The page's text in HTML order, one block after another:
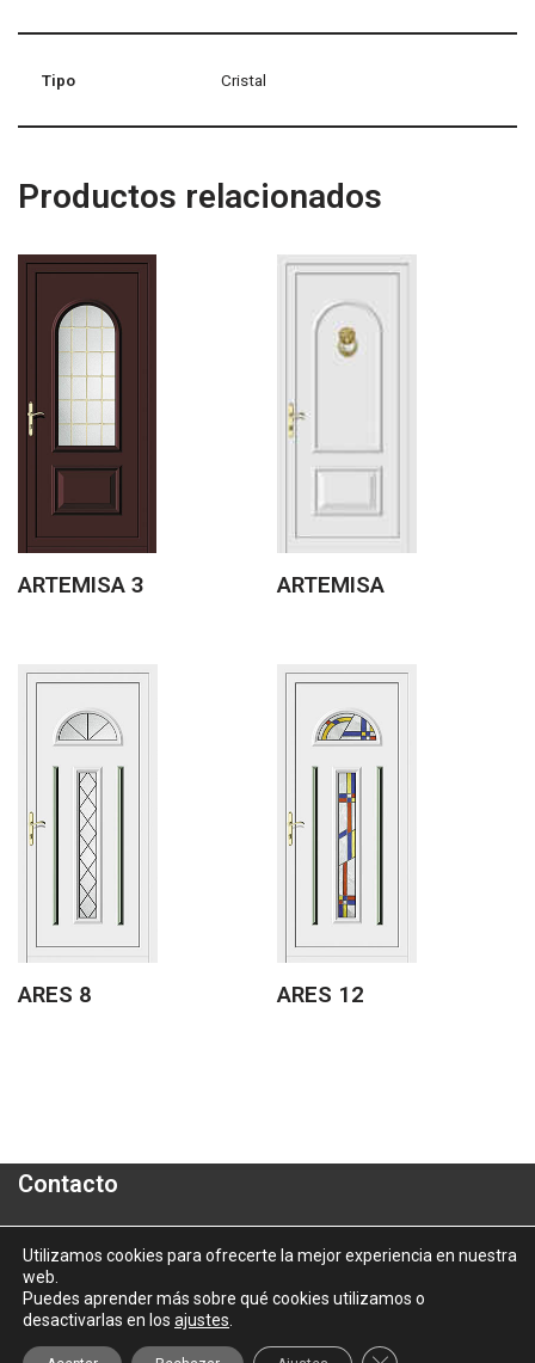
Tipo Cristal
Productos relacionados
ARTEMISA 3 ARTEMISA
ARES 8 ARES 12
Contacto
Polígono Industrial "A Granxa"- Paralela 2- Parcela 16
informacion@aluporta.com
Tel: +34 986 337 787 - Fax: +34 986 337 778
2025 © Aluporta |Aviso Legal | Política de Privacidad
Utilizamos cookies para ofrecerte la mejor experiencia en nuestra
web.
Puedes aprender más sobre qué cookies utilizamos o
desactivarlas en los ajustes